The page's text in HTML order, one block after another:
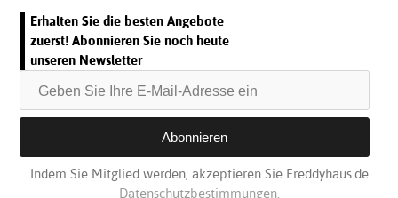
Erhalten Sie die besten Angebote
zuerst! Abonnieren Sie noch heute
unseren Newsletter
Indem Sie Mitglied werden, akzeptieren Sie Freddyhaus.de
Datenschutzbestimmungen.